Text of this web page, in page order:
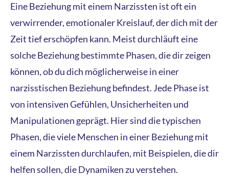
Eine Beziehung mit einem Narzissten ist oft ein
verwirrender, emotionaler Kreislauf, der dich mit der
Zeit tief erschöpfen kann. Meist durchläuft eine
solche Beziehung bestimmte Phasen, die dir zeigen
können, ob du dich möglicherweise in einer
narzisstischen Beziehung befindest. Jede Phase ist
von intensiven Gefühlen, Unsicherheiten und
Manipulationen geprägt. Hier sind die typischen
Phasen, die viele Menschen in einer Beziehung mit
einem Narzissten durchlaufen, mit Beispielen, die dir
helfen sollen, die Dynamiken zu verstehen.